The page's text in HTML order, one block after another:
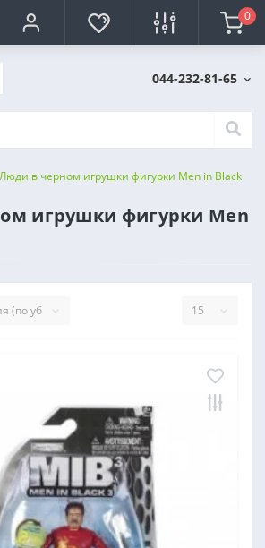
0
044-232-81-65
Люди в черном игрушки фигурки Men in Black
игрушки фигурки Men